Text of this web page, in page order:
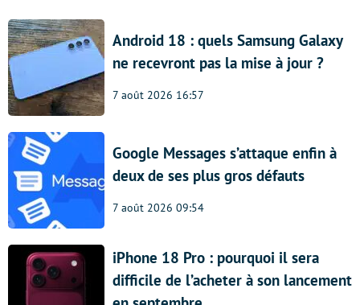
Android 18 : quels Samsung Galaxy
ne recevront pas la mise à jour ?
7 août 2026 16:57
Google Messages s’attaque enfin à
deux de ses plus gros défauts
7 août 2026 09:54
iPhone 18 Pro : pourquoi il sera
difficile de l’acheter à son lancement